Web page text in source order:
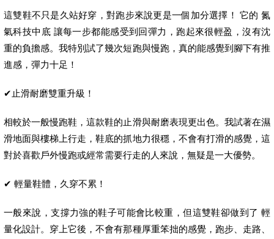
這雙鞋不只是久站好穿，對跑步來說更是一個加分選擇！ 它的 氮
氣科技中底 讓每一步都能感受到回彈力，跑起來很輕盈，沒有沈
重的負擔感。我特別試了幾次短跑與慢跑，真的能感覺到腳下有推
進感，彈力十足！
✔止滑耐磨雙重升級！
相較於一般慢跑鞋，這款鞋的止滑與耐磨表現更出色。我試著在濕
滑地面與樓梯上行走，鞋底的抓地力很穩，不會有打滑的感覺，這
對於喜歡戶外慢跑或經常需要行走的人來說，無疑是一大優勢。
✔ 輕量鞋體，久穿不累！
一般來說，支撐力強的鞋子可能會比較重，但這雙鞋卻做到了 輕
量化設計。穿上它後，不會有那種厚重笨拙的感覺，跑步、走路、